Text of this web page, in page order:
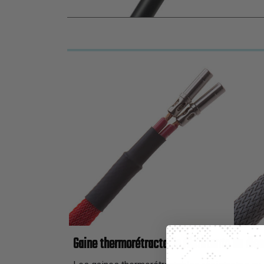
Gaine thermorétractable résistante au